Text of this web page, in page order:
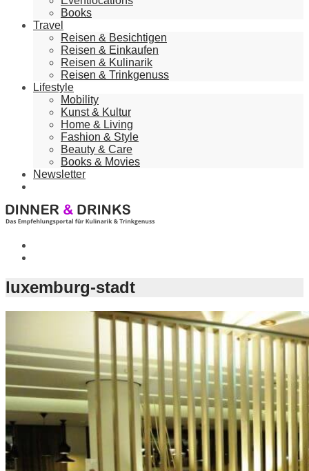
Books
Travel
Reisen & Besichtigen
Reisen & Einkaufen
Reisen & Kulinarik
Reisen & Trinkgenuss
Lifestyle
Mobility
Kunst & Kultur
Home & Living
Fashion & Style
Beauty & Care
Books & Movies
Newsletter
luxemburg-stadt